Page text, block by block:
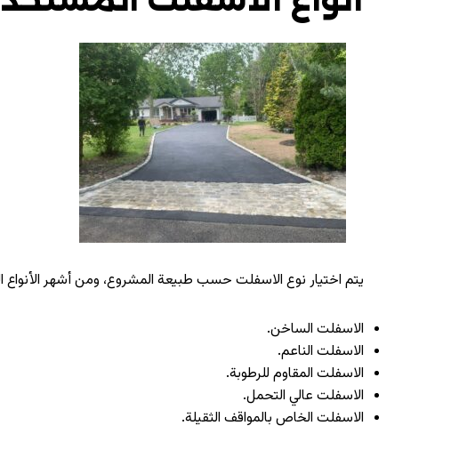
يتم اختيار نوع الاسفلت حسب طبيعة المشروع، ومن أشهر
الاسفلت الساخن.
الاسفلت الناعم.
الاسفلت المقاوم للرطوبة.
الاسفلت عالي التحمل.
الاسفلت الخاص بالمواقف الثقيلة.